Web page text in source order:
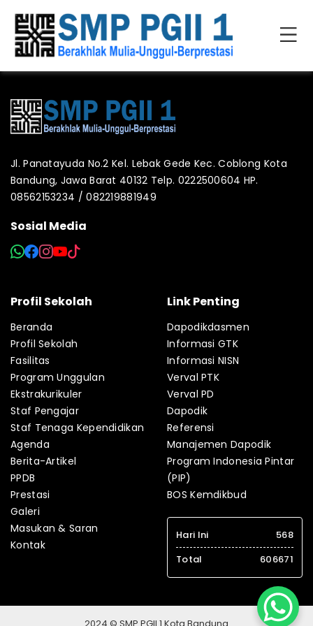
Jl. Panatayuda No.2 Kel. Lebak Gede Kec. Coblong Kota
Bandung, Jawa Barat 40132 Telp. 0222500604 HP.
08562153234 / 082219881949
Sosial Media
Profil Sekolah
Beranda
Profil Sekolah
Fasilitas
Program Unggulan
Ekstrakurikuler
Staf Pengajar
Staf Tenaga Kependidikan
Agenda
Berita-Artikel
PPDB
Prestasi
Galeri
Masukan & Saran
Kontak
Link Penting
Dapodikdasmen
Informasi GTK
Informasi NISN
Verval PTK
Verval PD
Dapodik
Referensi
Manajemen Dapodik
Program Indonesia Pintar
(PIP)
BOS Kemdikbud
Hari Ini
568
Total
606671